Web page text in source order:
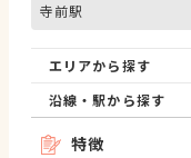
寺前駅
エリアから探す
沿線・駅から探す
特徴